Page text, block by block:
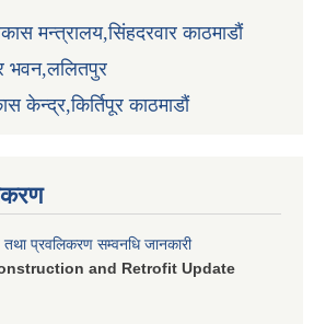
मन्त्रालय,सिंहदरवार काठमाडौं
भवन,ललितपुर
केन्द्र,किर्तिपूर काठमाडौं
तथा प्रवलिकरण सम्वनधि जानकारी
and Retrofit Update